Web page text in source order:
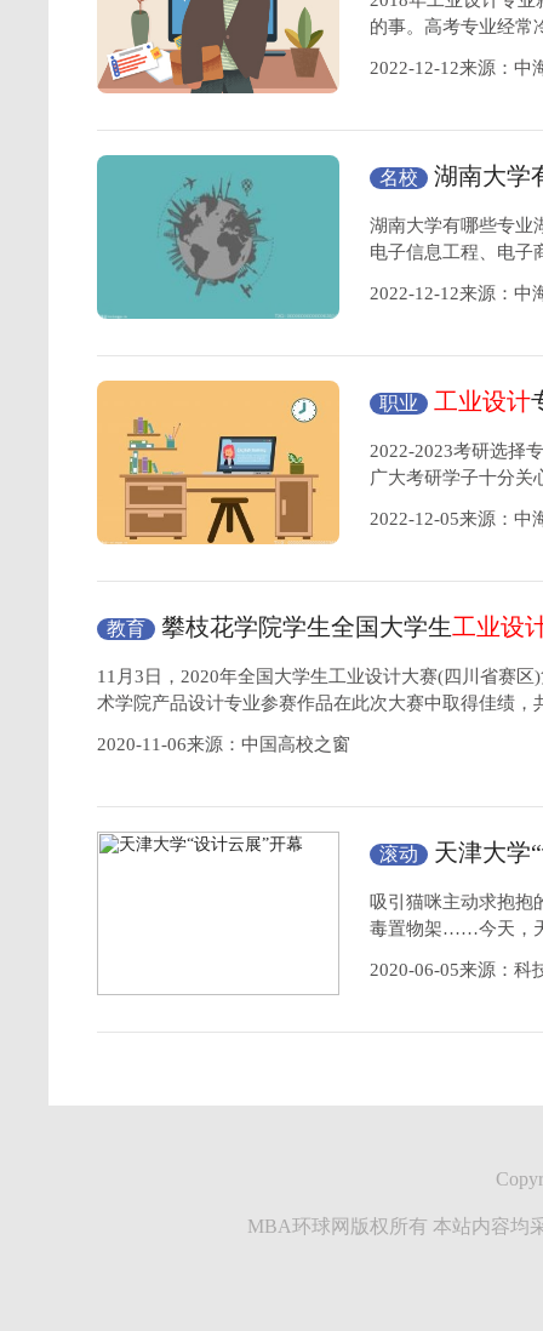
的事。高考专业经常
2022-12-12来源：中
名校
湖南大学
重点特色专业
湖南大学有哪些专业
电子信息工程、电子
2022-12-12来源：中
职业 工业设计
考研方向分析？
2022-2023考研选择
广大考研学子十分关
2022-12-05来源：中
教育 攀枝花学院学生全国大学生工业设
佳绩
11月3日，2020年全国大学生工业设计大赛(四川省赛
术学院产品设计专业参赛作品在此次大赛中取得佳绩，
2020-11-06来源：中国高校之窗
滚动 天津大学
吸引猫咪主动求抱抱
毒置物架……今天，
2020-06-05来源：科
MBA环球网版权所有 本站内容均